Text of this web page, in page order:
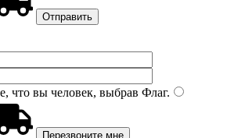
что вы человек, выбрав Флаг.